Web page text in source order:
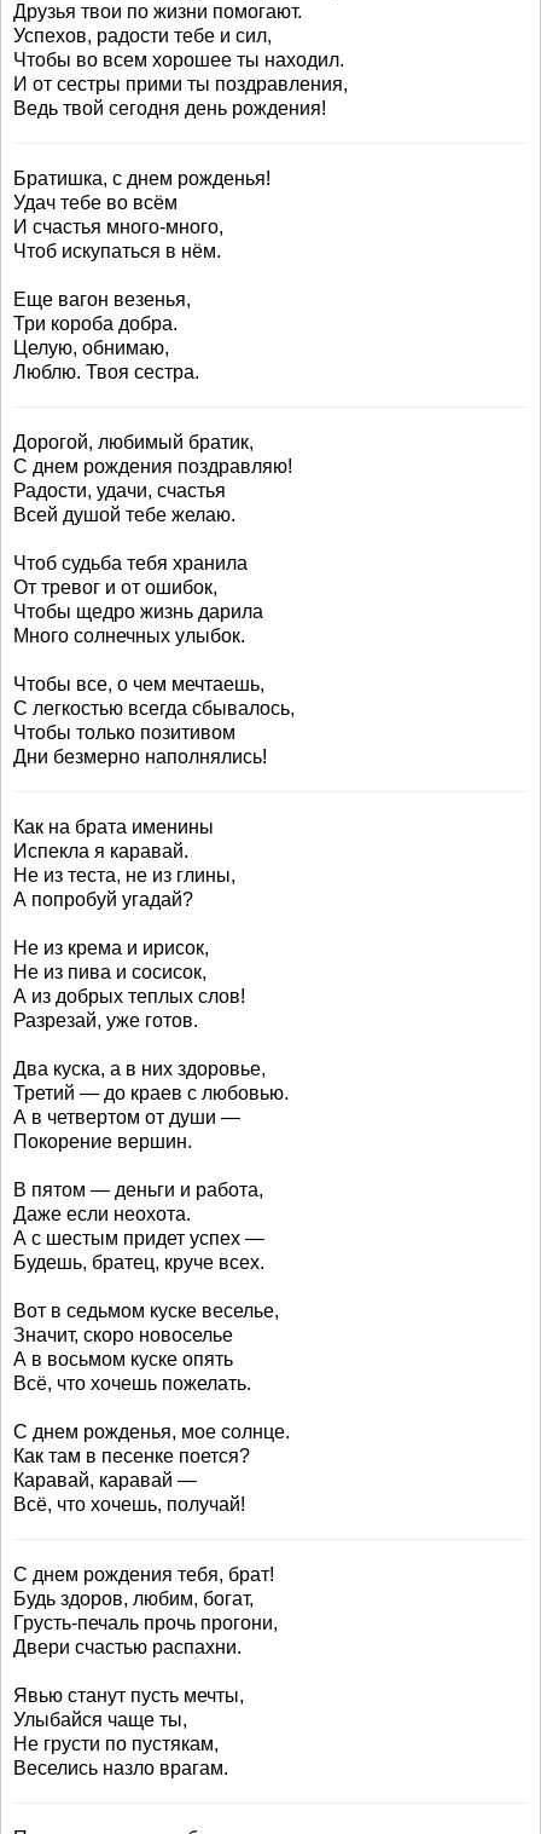
Друзья твои по жизни помогают.
Успехов, радости тебе и сил,
Чтобы во всем хорошее ты находил.
И от сестры прими ты поздравления,
Ведь твой сегодня день рождения!
Братишка, с днем рожденья!
Удач тебе во всём
И счастья много-много,
Чтоб искупаться в нём.
Еще вагон везенья,
Три короба добра.
Целую, обнимаю,
Люблю. Твоя сестра.
Дорогой, любимый братик,
С днем рождения поздравляю!
Радости, удачи, счастья
Всей душой тебе желаю.
Чтоб судьба тебя хранила
От тревог и от ошибок,
Чтобы щедро жизнь дарила
Много солнечных улыбок.
Чтобы все, о чем мечтаешь,
С легкостью всегда сбывалось,
Чтобы только позитивом
Дни безмерно наполнялись!
Как на брата именины
Испекла я каравай.
Не из теста, не из глины,
А попробуй угадай?
Не из крема и ирисок,
Не из пива и сосисок,
А из добрых теплых слов!
Разрезай, уже готов.
Два куска, а в них здоровье,
Третий — до краев с любовью.
А в четвертом от души —
Покорение вершин.
В пятом — деньги и работа,
Даже если неохота.
А с шестым придет успех —
Будешь, братец, круче всех.
Вот в седьмом куске веселье,
Значит, скоро новоселье
А в восьмом куске опять
Всё, что хочешь пожелать.
С днем рожденья, мое солнце.
Как там в песенке поется?
Каравай, каравай —
Всё, что хочешь, получай!
С днем рождения тебя, брат!
Будь здоров, любим, богат,
Грусть-печаль прочь прогони,
Двери счастью распахни.
Явью станут пусть мечты,
Улыбайся чаще ты,
Не грусти по пустякам,
Веселись назло врагам.